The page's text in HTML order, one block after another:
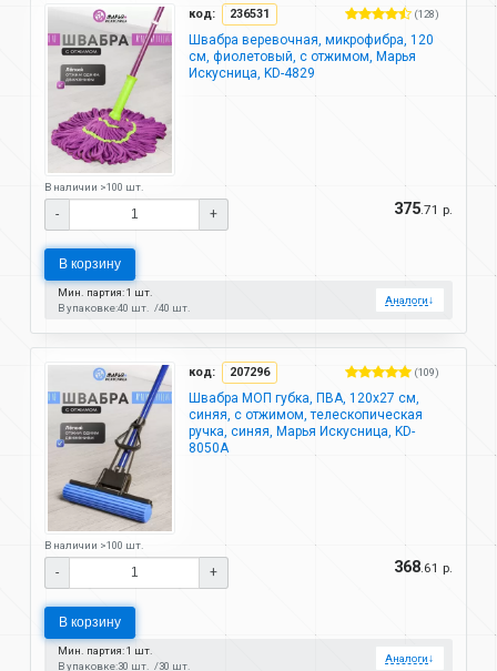
код: 236531 (128)
Швабра веревочная, микрофибра, 120
см, фиолетовый, с отжимом, Марья
Искусница, KD-4829
В наличии >100 шт.
- + 375.71 р.
В корзину
Мин. партия: 1 шт.
В упаковке:40 шт. 40 шт.
Аналоги↓
код: 207296 (109)
Швабра МОП губка, ПВА, 120х27 см,
синяя, с отжимом, телескопическая
ручка, синяя, Марья Искусница, KD-
8050A
В наличии >100 шт.
- + 368.61 р.
В корзину
Мин. партия: 1 шт.
В упаковке:30 шт. 30 шт.
Аналоги↓